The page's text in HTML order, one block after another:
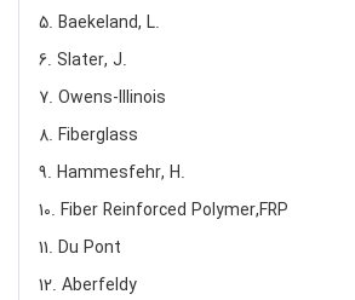
5. Baekeland, L.
6. Slater, J.
7. Owens-Illinois
8. Fiberglass
9. Hammesfehr, H.
10. Fiber Reinforced Polymer,FRP
11. Du Pont
12. Aberfeldy